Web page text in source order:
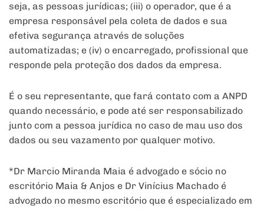
seja, as pessoas jurídicas; (iii) o operador, que é a
empresa responsável pela coleta de dados e sua
efetiva segurança através de soluções
automatizadas; e (iv) o encarregado, profissional que
responde pela proteção dos dados da empresa.
É o seu representante, que fará contato com a ANPD
quando necessário, e pode até ser responsabilizado
junto com a pessoa jurídica no caso de mau uso dos
dados ou seu vazamento por qualquer motivo.
*Dr Marcio Miranda Maia é advogado e sócio no
escritório Maia & Anjos e Dr Vinícius Machado é
advogado no mesmo escritório que é especializado em